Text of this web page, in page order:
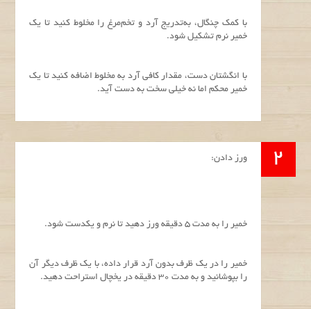
با کمک چنگال، به‌تدریج آرد و تخم‌مرغ را مخلوط کنید تا یک
خمیر نرم تشکیل شود.
با انگشتان دست، مقدار کافی آرد به مخلوط اضافه کنید تا یک
خمیر محکم اما نه خیلی سخت به دست آید.
ورز دادن:
خمیر را به مدت 5 دقیقه ورز دهید تا نرم و یکدست شود.
خمیر را در یک ظرف بدون آرد قرار داده، با یک ظرف دیگر آن
را بپوشانید و به مدت 30 دقیقه در یخچال استراحت دهید.